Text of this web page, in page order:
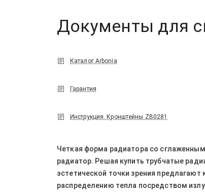
Документы для
Каталог Arbonia
Гарантия
Инструкция. Кронштейны ZB0281
Четкая форма радиатора со
радиатор. Решая купить трубчатые
эстетической точки зрения
распределению тепла посредством